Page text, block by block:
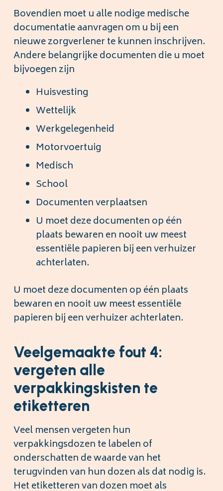
Bovendien moet u alle nodige medische
documentatie aanvragen om u bij een
nieuwe zorgverlener te kunnen inschrijven.
Andere belangrijke documenten die u moet
bijvoegen zijn
Huisvesting
Wettelijk
Werkgelegenheid
Motorvoertuig
Medisch
School
Documenten verplaatsen
U moet deze documenten op één
plaats bewaren en nooit uw meest
essentiële papieren bij een verhuizer
achterlaten.
U moet deze documenten op één plaats
bewaren en nooit uw meest essentiële
papieren bij een verhuizer achterlaten.
Veelgemaakte fout 4:
vergeten alle
verpakkingskisten te
etiketteren
Veel mensen vergeten hun
verpakkingsdozen te labelen of
onderschatten de waarde van het
terugvinden van hun dozen als dat nodig is.
Het etiketteren van dozen moet als